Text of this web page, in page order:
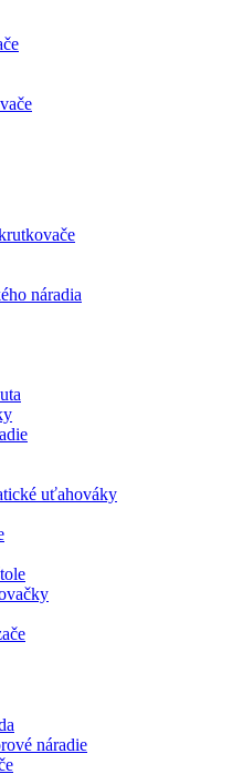
náradia
uťahováky
náradie